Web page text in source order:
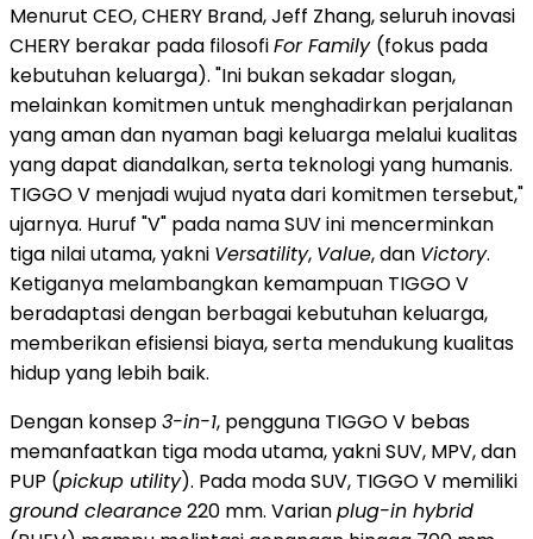
Menurut CEO, CHERY Brand, Jeff Zhang, seluruh inovasi
CHERY berakar pada filosofiFor Family (fokus pada
kebutuhan keluarga). "Ini bukan sekadar slogan,
melainkan komitmen untuk menghadirkan perjalanan
yang aman dan nyaman bagi keluarga melalui kualitas
yang dapat diandalkan, serta teknologi yang humanis.
TIGGO V menjadi wujud nyata dari komitmen tersebut,"
ujarnya. Huruf "V" pada nama SUV ini mencerminkan
tiga nilai utama, yakni Versatility, Value, dan Victory.
Ketiganya melambangkan kemampuan TIGGO V
beradaptasi dengan berbagai kebutuhan keluarga,
memberikan efisiensi biaya, serta mendukung kualitas
hidup yang lebih baik.
Dengan konsep3-in-1, pengguna TIGGO V bebas
memanfaatkan tiga moda utama, yakni SUV, MPV, dan
PUP (pickup utility). Pada moda SUV, TIGGO V memiliki
ground clearance220 mm. Varianplug-in hybrid